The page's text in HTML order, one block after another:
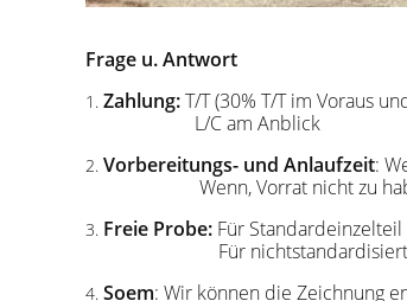
Frage u. Antwort
1. Zahlung:T/T (30% T/T im Voraus
L/C am Anblick
2. Vorbereitungs- und Anlaufzeit:
Wenn, Vorrat nicht zu
3. Freie Probe: Für
Für
4. Soem: Wir können die Zeichnung